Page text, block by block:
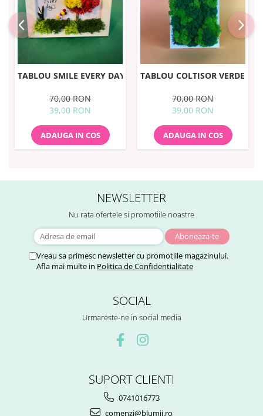
TABLOU SMILE EVERY DAY 10X15CM
70,00 RON
39,00 RON
ADAUGA IN COS
TABLOU COLTISOR VERDE
70,00 RON
39,00 RON
ADAUGA IN COS
NEWSLETTER
Nu rata ofertele si promotiile noastre
Vreau sa primesc newsletter cu promotiile magazinului.
Afla mai multe in Politica de Confidentialitate
SOCIAL
Urmareste-ne in social media
SUPORT CLIENTI
0741016773
comenzi@blumii.ro